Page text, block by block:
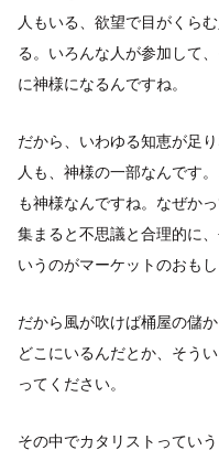
人もいる、欲望で目がくら
る。いろんな人が参加して
に神様になるんですね。
だから、いわゆる知恵が足
人も、神様の一部なんです
も神様なんですね。なぜか
集まると不思議と合理的に
いうのがマーケットのおも
だから風が吹けば桶屋の儲
どこにいるんだとか、そう
ってください。
その中でカタリストってい